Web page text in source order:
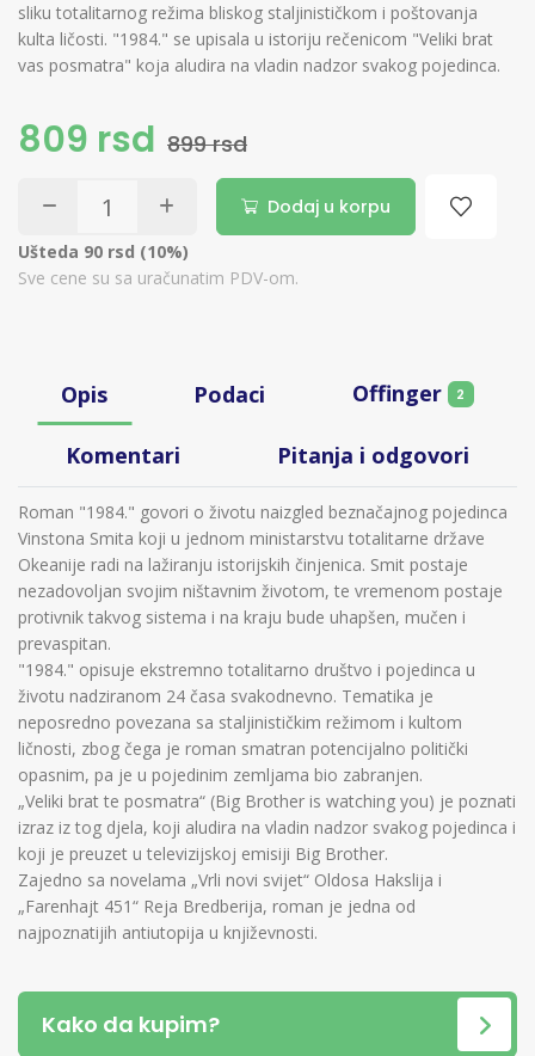
sliku totalitarnog režima bliskog staljinističkom i poštovanja
kulta ličosti. "1984." se upisala u istoriju rečenicom "Veliki brat
vas posmatra" koja aludira na vladin nadzor svakog pojedinca.
809 rsd 899 rsd
Dodaj u korpu
Ušteda 90 rsd (10%)
Sve cene su sa uračunatim PDV-om.
Opis Podaci Offinger 2
Komentari Pitanja i odgovori
Roman "1984." govori o životu naizgled beznačajnog pojedinca
Vinstona Smita koji u jednom ministarstvu totalitarne države
Okeanije radi na lažiranju istorijskih činjenica. Smit postaje
nezadovoljan svojim ništavnim životom, te vremenom postaje
protivnik takvog sistema i na kraju bude uhapšen, mučen i
prevaspitan.
"1984." opisuje ekstremno totalitarno društvo i pojedinca u
životu nadziranom 24 časa svakodnevno. Tematika je
neposredno povezana sa staljinističkim režimom i kultom
ličnosti, zbog čega je roman smatran potencijalno politički
opasnim, pa je u pojedinim zemljama bio zabranjen.
„Veliki brat te posmatra“ (Big Brother is watching you) je poznati
izraz iz tog djela, koji aludira na vladin nadzor svakog pojedinca i
koji je preuzet u televizijskoj emisiji Big Brother.
Zajedno sa novelama „Vrli novi svijet“ Oldosa Hakslija i
„Farenhajt 451“ Reja Bredberija, roman je jedna od
najpoznatijih antiutopija u književnosti.
Kako da kupim?